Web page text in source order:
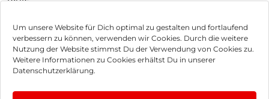
Um unsere Website für Dich optimal zu gestalten und fortlaufend
verbessern zu können, verwenden wir Cookies. Durch die weitere
Nutzung der Website stimmst Du der Verwendung von Cookies zu.
Weitere Informationen zu Cookies erhältst Du in unserer
Datenschutzerklärung.
Jetzt Termin vereinbaren
Impressum